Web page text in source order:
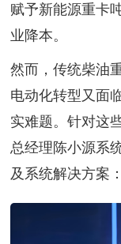
赋予新能源重卡
业降本。
然而，传统柴油
电动化转型又面
实难题。针对这
总经理陈小源系
及系统解决方案：